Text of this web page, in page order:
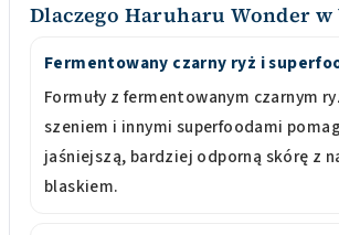
Dlaczego Haruharu Wonder w
Fermentowany czarny ryż i
Formuły z fermentowanym czarnym
szeniem i innymi superfoodami
jaśniejszą, bardziej odporną skórę z
blaskiem.